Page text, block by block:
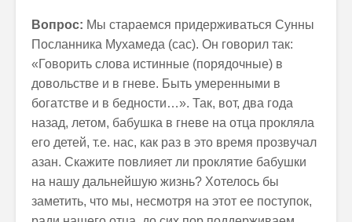
Вопрос: Мы стараемся придерживаться Сунны
Посланника Мухамеда (сас). Он говорил так:
«Говорить слова истинные (порядочные) в
довольстве и в гневе. Быть умеренными в
богатстве и в бедности…». Так, вот, два года
назад, летом, бабушка в гневе на отца прокляла
его детей, т.е. нас, как раз в это время прозвучал
азан. Скажите повлияет ли проклятие бабушки
на нашу дальнейшую жизнь? Хотелось бы
заметить, что мы, несмотря на этот ее поступок,